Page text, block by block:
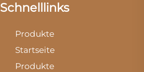
Schnelllinks
Produkte
Startseite
Produkte